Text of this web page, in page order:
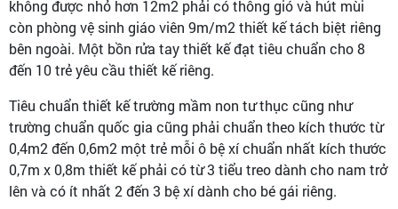
không được nhỏ hơn 12m2 phải có thông gió và hút mùi
còn phòng vệ sinh giáo viên 9m/m2 thiết kế tách biệt riêng
bên ngoài. Một bồn rửa tay thiết kế đạt tiêu chuẩn cho 8
đến 10 trẻ yêu cầu thiết kế riêng.
Tiêu chuẩn thiết kế trường mầm non tư thục cũng như
trường chuẩn quốc gia cũng phải chuẩn theo kích thước từ
0,4m2 đến 0,6m2 một trẻ mỗi ô bệ xí chuẩn nhất kích thước
0,7m x 0,8m thiết kế phải có từ 3 tiểu treo dành cho nam trở
lên và có ít nhất 2 đến 3 bệ xí dành cho bé gái riêng.